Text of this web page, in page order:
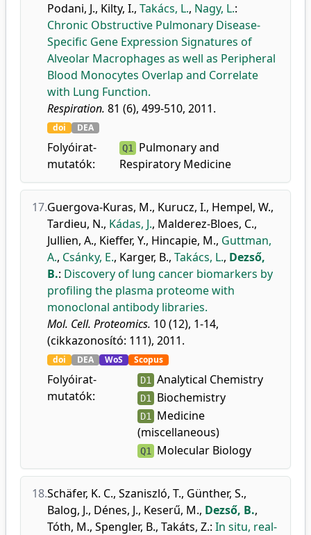
Podani, J., Kilty, I., Takács, L., Nagy, L.:
Chronic Obstructive Pulmonary Disease-
Specific Gene Expression Signatures of
Alveolar Macrophages as well as Peripheral
Blood Monocytes Overlap and Correlate
with Lung Function.
Respiration. 81 (6), 499-510, 2011.
doi DEA
Folyóirat-
mutatók:
Q1
Pulmonary and
Respiratory Medicine
17.Guergova-Kuras, M., Kurucz, I., Hempel, W.,
Tardieu, N., Kádas, J., Malderez-Bloes, C.,
Jullien, A., Kieffer, Y., Hincapie, M., Guttman,
A., Csánky, E., Karger, B., Takács, L., Dezső,
B.: Discovery of lung cancer biomarkers by
profiling the plasma proteome with
monoclonal antibody libraries.
Mol. Cell. Proteomics. 10 (12), 1-14,
(cikkazonosító: 111), 2011.
doi DEA WoS Scopus
Folyóirat-
mutatók:
D1 Analytical Chemistry
D1 Biochemistry
D1
Medicine
(miscellaneous)
Q1 Molecular Biology
18.Schäfer, K. C., Szaniszló, T., Günther, S.,
Balog, J., Dénes, J., Keserű, M., Dezső, B.,
Tóth, M., Spengler, B., Takáts, Z.: In situ, real-